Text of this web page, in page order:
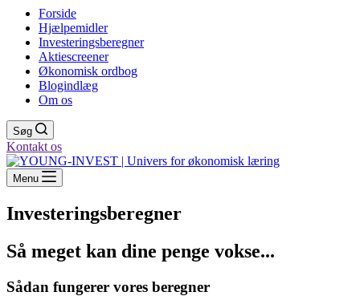
Forside
Hjælpemidler
Investeringsberegner
Aktiescreener
Økonomisk ordbog
Blogindlæg
Om os
Søg
Kontakt os
Menu
Investeringsberegner
Så meget kan dine penge vokse...
Sådan fungerer vores beregner